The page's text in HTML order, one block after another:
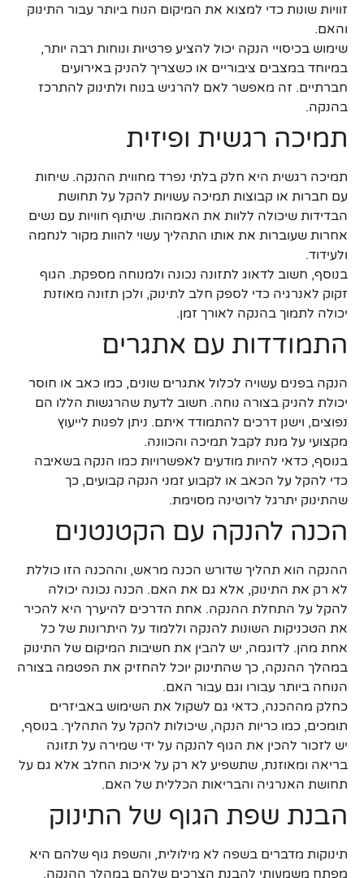
זוויות שונות כדי למצוא את המיקום הנוח ביותר עבור התינוק
והאם.
שימוש בכיסויי הנקה יכול להציע פרטיות ונוחות רבה יותר,
במיוחד במצבים ציבוריים או כשצריך להניק באירועים
חברתיים. זה מאפשר לאם להרגיש בנוח ולתינוק להתרכז
בהנקה.
תמיכה רגשית ופיזית
תמיכה רגשית היא חלק בלתי נפרד מחווית ההנקה. שיחות
עם חברות או קבוצות תמיכה עשויות להקל על תחושת
הבדידות שיכולה ללוות את האמהות. שיתוף חוויות עם נשים
אחרות שעוברות את אותו התהליך עשוי להוות מקור לנחמה
ולעידוד.
בנוסף, חשוב לדאוג לתזונה נכונה ולמנוחה מספקת. הגוף
זקוק לאנרגיה כדי לספק חלב לתינוק, ולכן תזונה מאוזנת
יכולה לתמוך בהנקה לאורך זמן.
התמודדות עם אתגרים
הנקה בפנים עשויה לכלול אתגרים שונים, כמו כאב או חוסר
יכולת להניק בצורה נוחה. חשוב לדעת שהרגשות הללו הם
נפוצים, וישנן דרכים להתמודד איתם. ניתן לפנות לייעוץ
מקצועי על מנת לקבל תמיכה והכוונה.
בנוסף, כדאי להיות מודעים לאפשרויות כמו הנקה בשאיבה
כדי להקל על הכאב או לקבוע זמני הנקה קבועים, כך
שהתינוק יתרגל לרוטינה מסוימת.
הכנה להנקה עם הקטנטנים
ההנקה הוא תהליך שדורש הכנה מראש, וההכנה הזו כוללת
לא רק את התינוק, אלא גם את האם. הכנה נכונה יכולה
להקל על התחלת ההנקה. אחת הדרכים להיערך היא להכיר
את הטכניקות השונות להנקה וללמוד על היתרונות של כל
אחת מהן. לדוגמה, יש להבין את חשיבות המיקום של התינוק
במהלך ההנקה, כך שהתינוק יוכל להחזיק את הפטמה בצורה
הנוחה ביותר עבורו וגם עבור האם.
כחלק מההכנה, כדאי גם לשקול את השימוש באביזרים
תומכים, כמו כריות הנקה, שיכולות להקל על התהליך. בנוסף,
יש לזכור להכין את הגוף להנקה על ידי שמירה על תזונה
בריאה ומאוזנת, שתשפיע לא רק על איכות החלב אלא גם על
תחושת האנרגיה והבריאות הכללית של האם.
הבנת שפת הגוף של התינוק
תינוקות מדברים בשפה לא מילולית, והשפת גוף שלהם היא
מפתח משמעותי להבנת הצרכים שלהם במהלך ההנקה.